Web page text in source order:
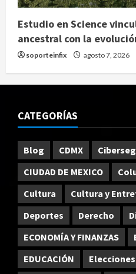
Estudio en Science
ancestral con la
soporteinfix agosto 7, 2026
CATEGORÍAS
Blog CDMX
CIUDAD DE MEXICO
Cultura
Cultura y
Deportes
Derecho
ECONOMÍA Y FINANZAS
EDUCACIÓN
Elecciones